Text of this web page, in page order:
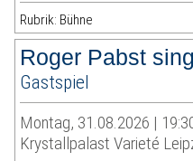
Rubrik: Bühne
Roger Pabst
Gastspiel
Montag, 31.08.2026 |
Krystallpalast Varieté